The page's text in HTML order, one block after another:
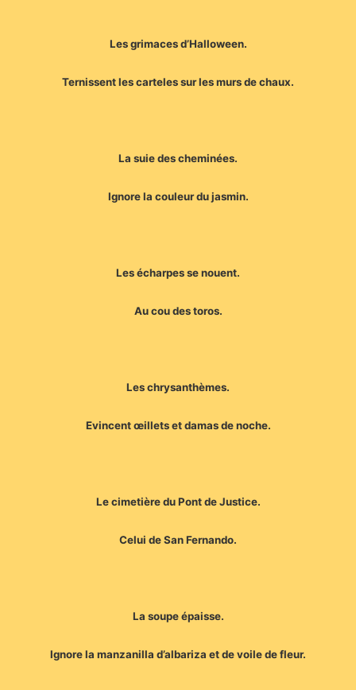
Les grimaces d’Halloween.
Ternissent les carteles sur les murs de chaux.
La suie des cheminées.
Ignore la couleur du jasmin.
Les écharpes se nouent.
Au cou des toros.
Les chrysanthèmes.
Evincent œillets et damas de noche.
Le cimetière du Pont de Justice.
Celui de San Fernando.
La soupe épaisse.
Ignore la manzanilla d’albariza et de voile de fleur.